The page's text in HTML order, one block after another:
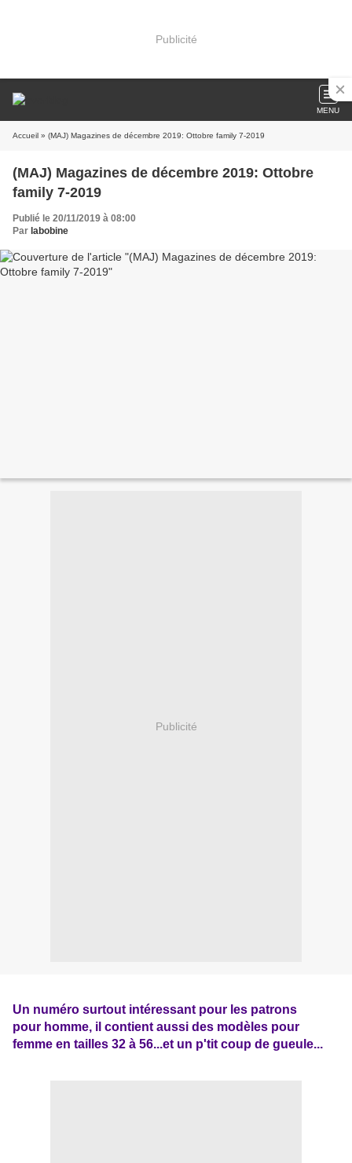
Publicité
MENU
Accueil » (MAJ) Magazines de décembre 2019: Ottobre family 7-2019
(MAJ) Magazines de décembre 2019: Ottobre
family 7-2019
Publié le 20/11/2019 à 08:00
Par labobine
Publicité
Un numéro surtout intéressant pour les patrons
pour homme, il contient aussi des modèles pour
femme en tailles 32 à 56...et un p'tit coup de gueule...